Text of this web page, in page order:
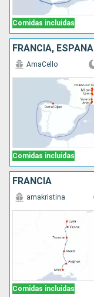
Comidas incluidas
FRANCIA, ESPAÑA
Comidas incluidas
AmaCello
FRANCIA
Comidas incluidas
amakristina